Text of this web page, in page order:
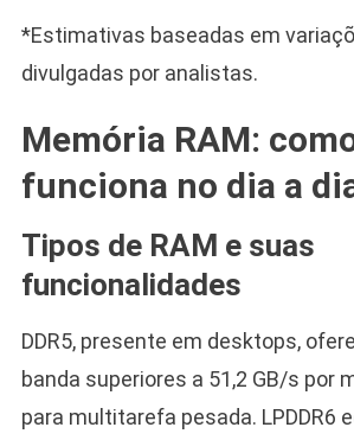
*Estimativas baseadas em
divulgadas por analistas.
Memória RAM:
funciona no dia a
Tipos de RAM e suas
funcionalidades
DDR5, presente em desktops,
banda superiores a 51,2 GB/s por
para multitarefa pesada. LPDDR6